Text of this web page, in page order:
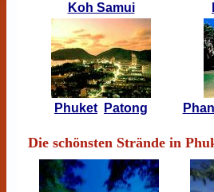
Koh Samui
Phuket Patong
Die schönsten Strände in